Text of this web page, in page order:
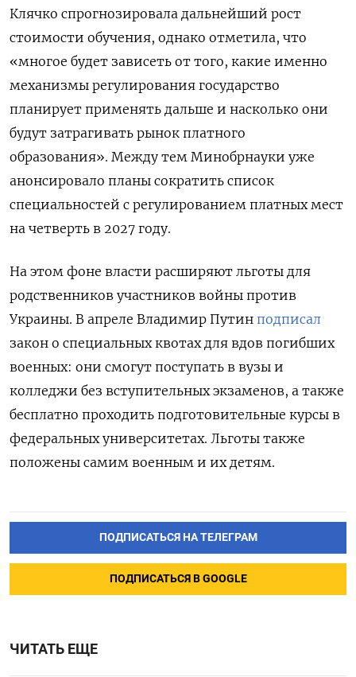
Клячко спрогнозировала дальнейший рост
стоимости обучения, однако отметила, что
«многое будет зависеть от того, какие именно
механизмы регулирования государство
планирует применять дальше и насколько они
будут затрагивать рынок платного
образования». Между тем Минобрнауки уже
анонсировало планы сократить список
специальностей с регулированием платных мест
на четверть в 2027 году.
На этом фоне власти расширяют льготы для
родственников участников войны против
Украины. В апреле Владимир Путин подписал
закон о специальных квотах для вдов погибших
военных: они смогут поступать в вузы и
колледжи без вступительных экзаменов, а также
бесплатно проходить подготовительные курсы в
федеральных университетах. Льготы также
положены самим военным и их детям.
ПОДПИСАТЬСЯ НА ТЕЛЕГРАМ
ПОДПИСАТЬСЯ В GOOGLE
ЧИТАТЬ ЕЩЕ